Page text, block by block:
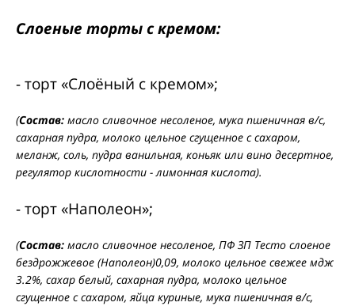
Слоеные торты с кремом:
- торт «Слоёный с кремом»;
(Состав: масло сливочное несоленое, мука пшеничная в/с,
сахарная пудра, молоко цельное сгущенное с сахаром,
меланж, соль, пудра ванильная, коньяк или вино десертное,
регулятор кислотности - лимонная кислота).
- торт «Наполеон»;
(Состав: масло сливочное несоленое, ПФ ЗП Тесто слоеное
бездрожжевое (Наполеон)0,09, молоко цельное свежее мдж
3.2%, сахар белый, сахарная пудра, молоко цельное
сгущенное с сахаром, яйца куриные, мука пшеничная в/с,